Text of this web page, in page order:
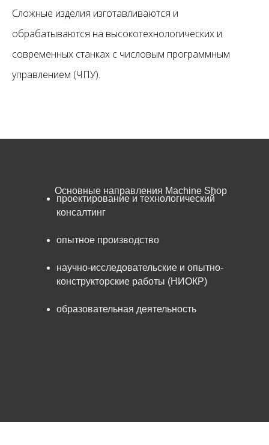
Сложные изделия изготавливаются и
обрабатываются на высокотехнологических и
современных станках с числовым программным
управлением (ЧПУ).
проектирование и технологический
консалтинг
опытное производство
научно-исследовательские и опытно-
конструкторские работы (НИОКР)
образовательная деятельность
Основные направления Machine Shop